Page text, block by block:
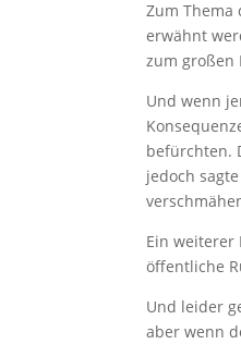
Zum Thema
erwähnt
zum großen
Und wenn
befürchten.
jedoch
Ein weiterer
öffentliche
Und leider
aber wenn